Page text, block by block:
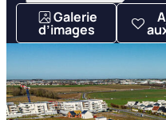
Galerie
d’images